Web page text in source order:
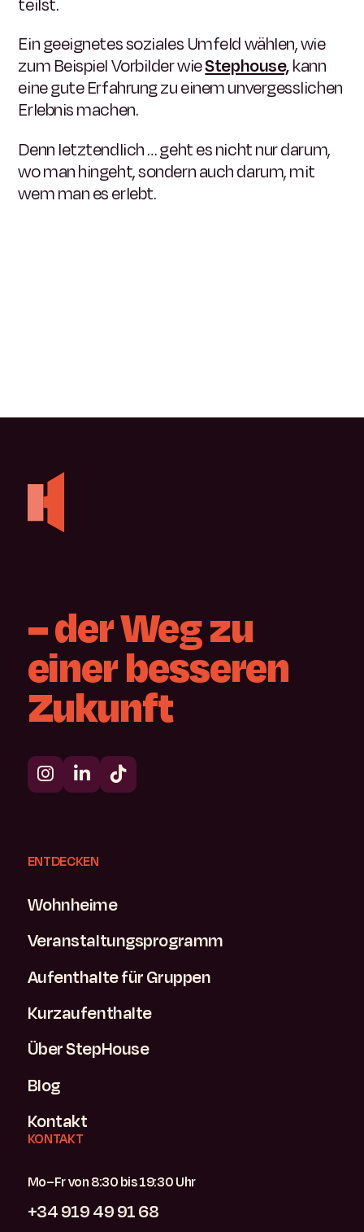
teilst.
Ein geeignetes soziales Umfeld wählen, wie
zum Beispiel Vorbilder wieStephouse,kann
eine gute Erfahrung zu einem unvergesslichen
Erlebnis machen.
Denn letztendlich … geht es nicht nur darum,
wo man hingeht, sondern auch darum, mit
wem man es erlebt.
–derWegzu
einerbesseren
Zukunft
ENTDECKEN
Wohnheime
Veranstaltungsprogramm
Aufenthalte für Gruppen
Kurzaufenthalte
Über StepHouse
Blog
Kontakt
KONTAKT
Mo–Fr von 8:30 bis 19:30 Uhr
+34 919 49 91 68